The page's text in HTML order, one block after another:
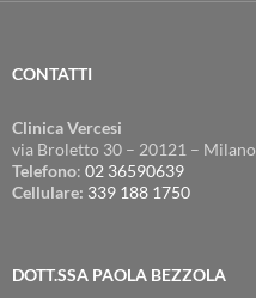
CONTATTI
Clinica Vercesi
via Broletto 30 – 20121 – Milano
Telefono: 02 36590639
Cellulare: 339 188 1750
DOTT.SSA PAOLA BEZZOLA